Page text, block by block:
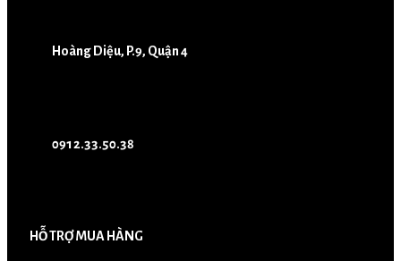
Hoàng Diệu, P.9, Quận 4
0912.33.50.38
HỖ TRỢ MUA HÀNG